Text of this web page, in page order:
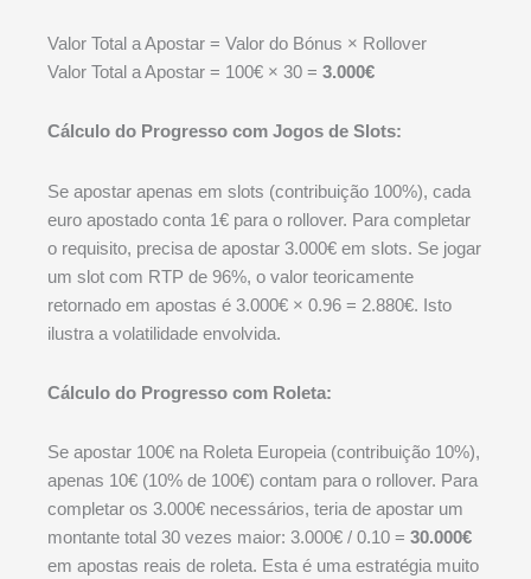
Valor Total a Apostar = Valor do Bónus × Rollover
Valor Total a Apostar = 100€ × 30 = 3.000€
Cálculo do Progresso com Jogos de Slots:
Se apostar apenas em slots (contribuição 100%), cada
euro apostado conta 1€ para o rollover. Para completar
o requisito, precisa de apostar 3.000€ em slots. Se jogar
um slot com RTP de 96%, o valor teoricamente
retornado em apostas é 3.000€ × 0.96 = 2.880€. Isto
ilustra a volatilidade envolvida.
Cálculo do Progresso com Roleta:
Se apostar 100€ na Roleta Europeia (contribuição 10%),
apenas 10€ (10% de 100€) contam para o rollover. Para
completar os 3.000€ necessários, teria de apostar um
montante total 30 vezes maior: 3.000€ / 0.10 = 30.000€
em apostas reais de roleta. Esta é uma estratégia muito